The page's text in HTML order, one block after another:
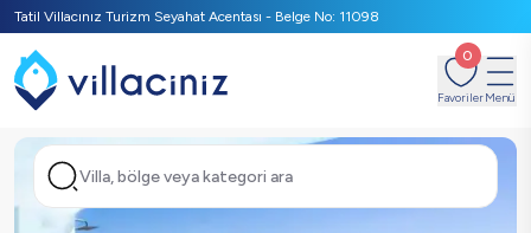
Tatil Villacınız Turizm Seyahat Acentası - Belge No: 11098
0
FavorilerMenü
Villa, bölge veya kategori ara